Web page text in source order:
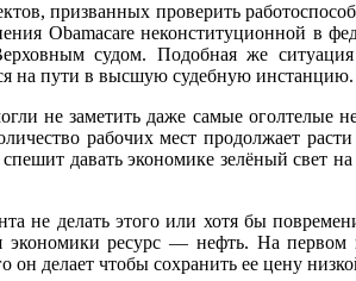
призванных проверить
Obamacare неконституционной в
судом. Подобная же
на пути в высшую судебную инстанцию.
не заметить даже самые оголтелые
рабочих мест продолжает
давать экономике зелёный свет
не делать этого или хотя бы
экономики ресурс — нефть. На первом
делает чтобы сохранить ее цену